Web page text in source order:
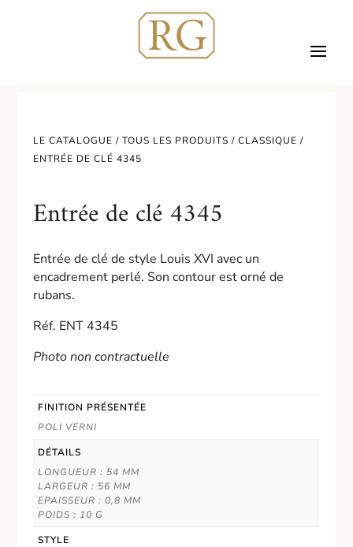
LE CATALOGUE /TOUS LES PRODUITS /CLASSIQUE /
ENTRÉE DE CLÉ 4345
Entrée de clé 4345
Entrée de clé de style Louis XVI avec un
encadrement perlé. Son contour est orné de
rubans.
Réf. ENT 4345
Photo non contractuelle
FINITION PRÉSENTÉE
POLI VERNI
DÉTAILS
LONGUEUR : 54 MM
LARGEUR : 56 MM
EPAISSEUR : 0,8 MM
POIDS : 10 G
STYLE